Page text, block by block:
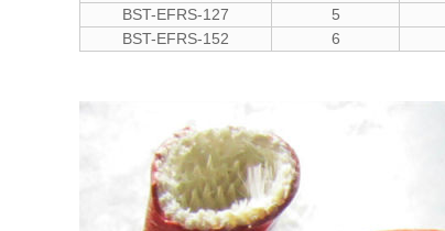
BST-EFRS-127
5
BST-EFRS-152
6